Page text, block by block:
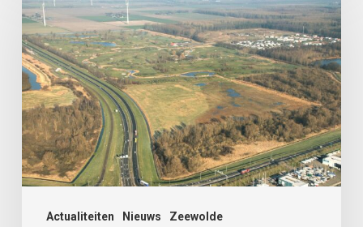
Actualiteiten Nieuws Zeewolde
Flevoland
–
werkzaamheden
Gooiseweg
en
Spiekweg
Zeewolde